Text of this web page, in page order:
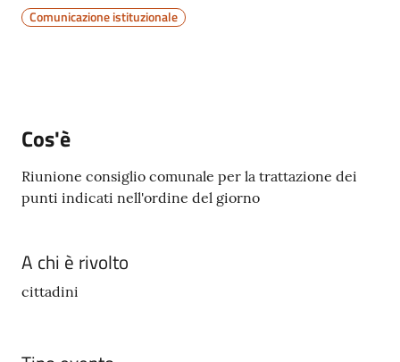
Servizi
gli
argomenti
su
Comunicazione istituzionale
Cos'è
Riunione consiglio comunale per la trattazione dei
punti indicati nell'ordine del giorno
A chi è rivolto
cittadini